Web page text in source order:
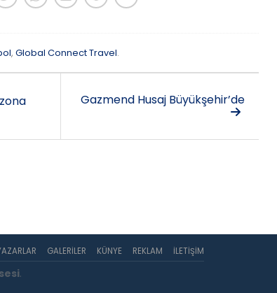
, Global Connect Travel.
Gazmend Husaj Büyükşehir’de
GALERILER KÜNYE REKLAM İLETIŞIM
.